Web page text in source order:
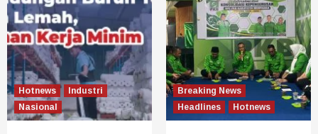
Hotnews
Industri
Nasional
Breaking News
Headlines
Hotnews